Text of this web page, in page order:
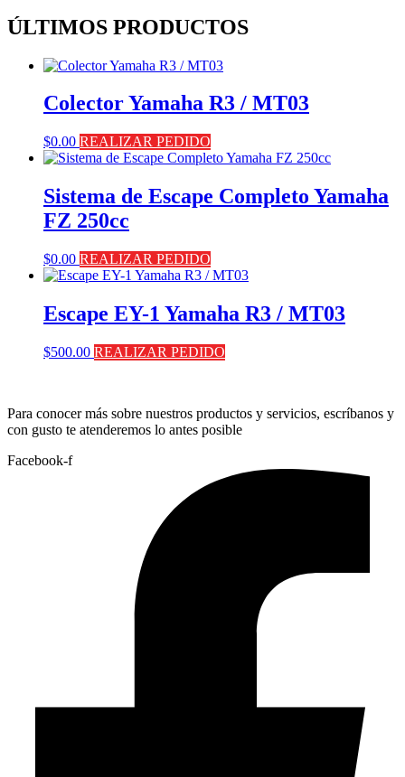
ÚLTIMOS PRODUCTOS
Colector Yamaha R3 / MT03
$0.00 REALIZAR PEDIDO
Sistema de Escape Completo Yamaha
FZ 250cc
$0.00 REALIZAR PEDIDO
Escape EY-1 Yamaha R3 / MT03
$500.00 REALIZAR PEDIDO
Para conocer más sobre nuestros productos y servicios, escríbanos y
con gusto te atenderemos lo antes posible
Facebook-f